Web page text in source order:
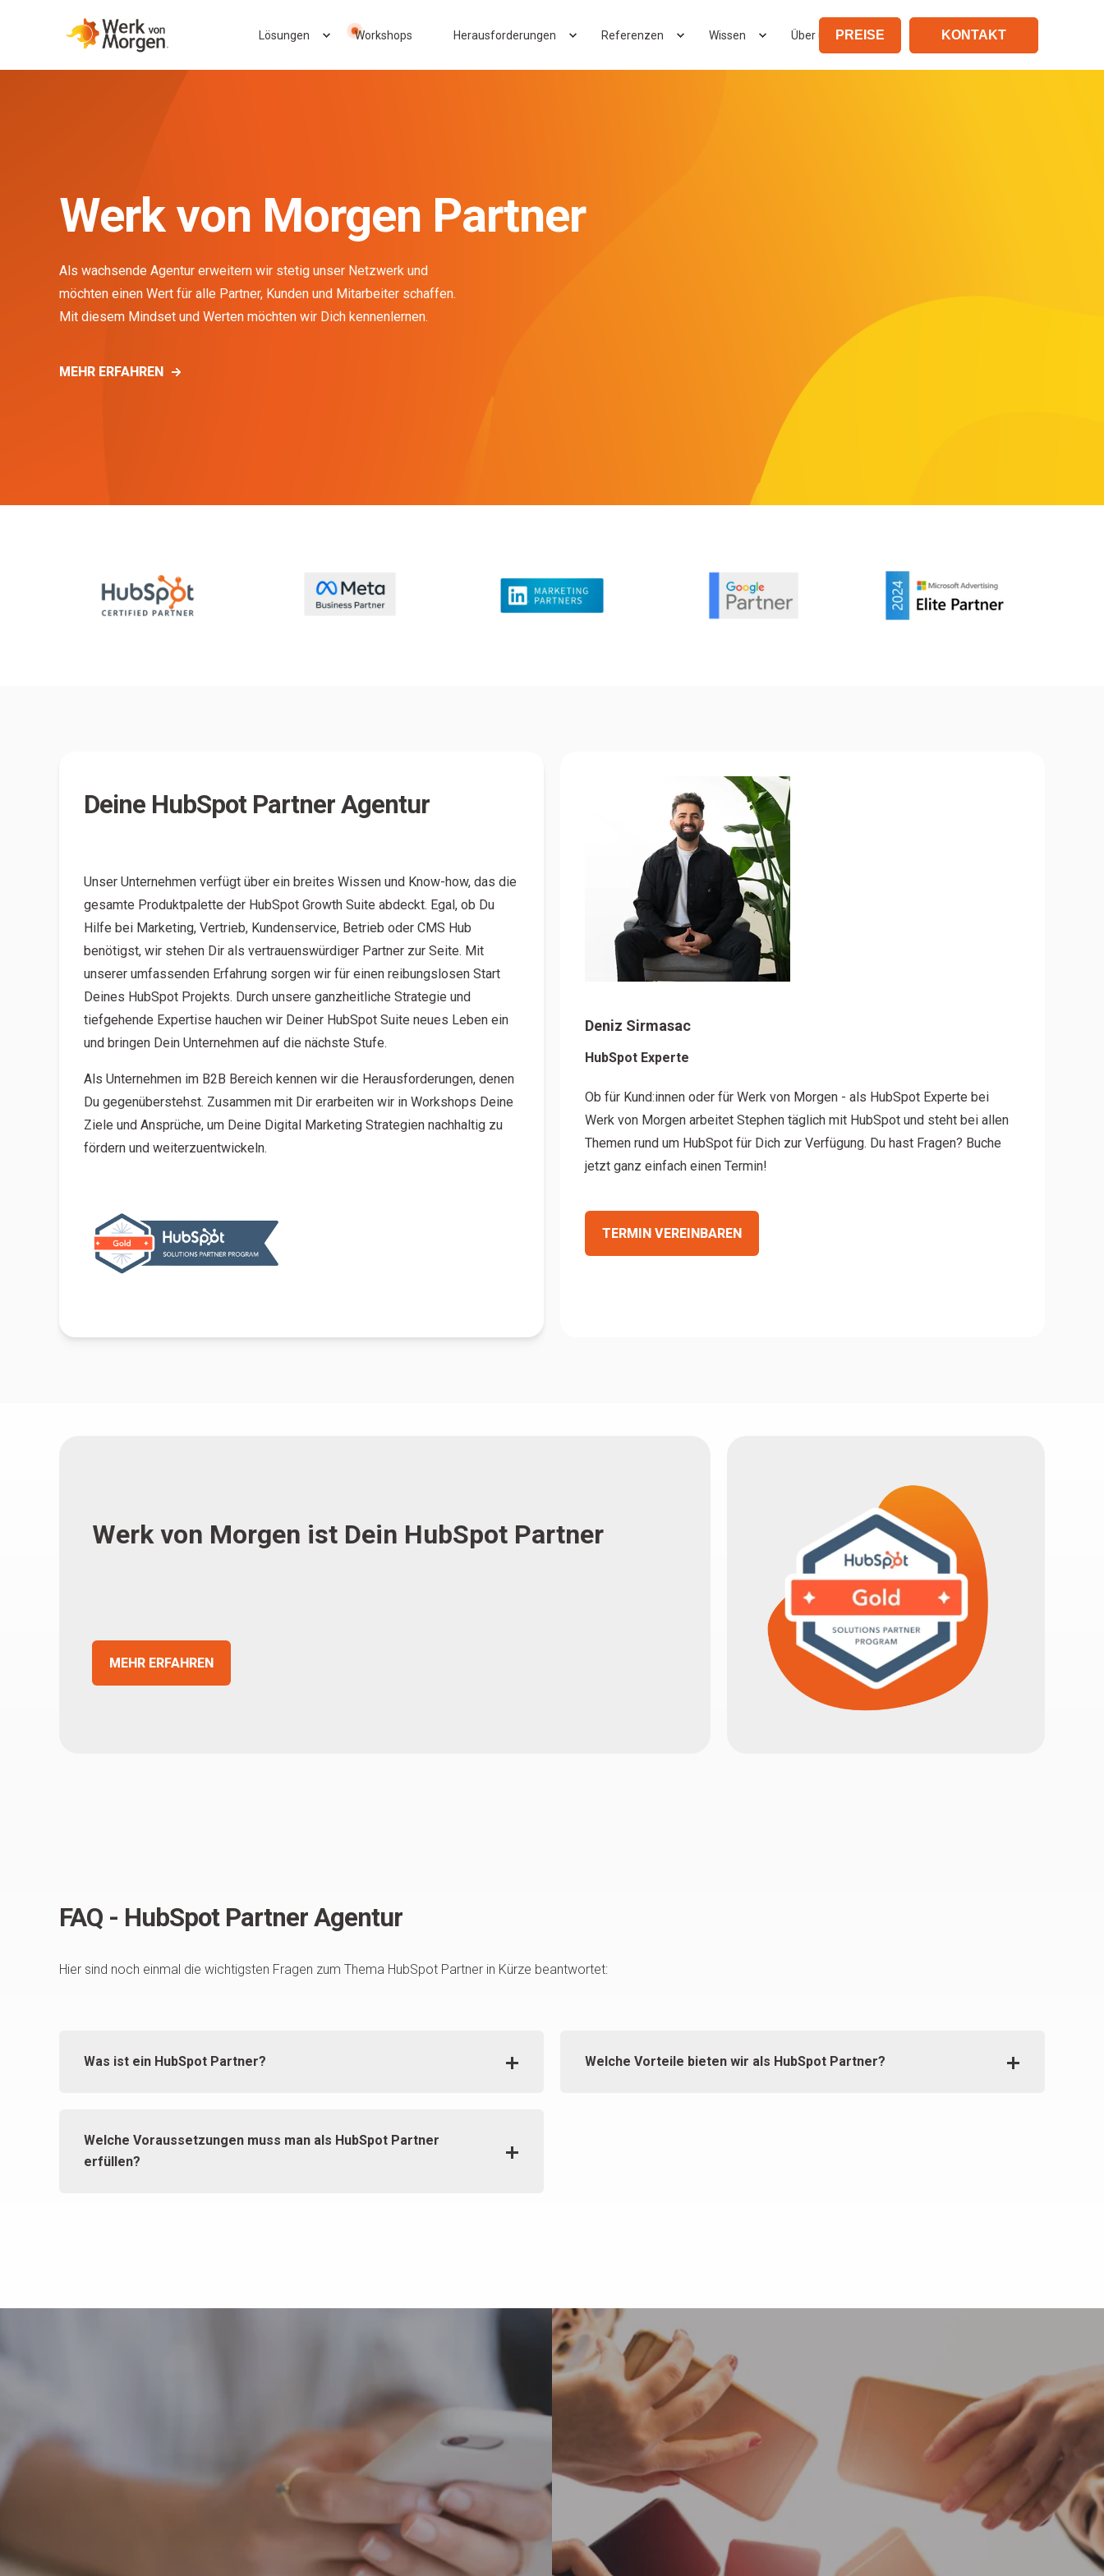
Lösungen Workshops Herausforderungen Referenzen Wissen Über uns PREISE KONTAKT
Werk von Morgen Partner
Als wachsende Agentur erweitern wir stetig unser Netzwerk und
möchten einen Wert für alle Partner, Kunden und Mitarbeiter schaffen.
Mit diesem Mindset und Werten möchten wir Dich kennenlernen.
MEHR ERFAHREN
Deine HubSpot Partner Agentur
Unser Unternehmen verfügt über ein breites Wissen und Know-how, das die
gesamte Produktpalette der HubSpot Growth Suite abdeckt. Egal, ob Du
Hilfe bei Marketing, Vertrieb, Kundenservice, Betrieb oder CMS Hub
benötigst, wir stehen Dir als vertrauenswürdiger Partner zur Seite. Mit
unserer umfassenden Erfahrung sorgen wir für einen reibungslosen Start
Deines HubSpot Projekts. Durch unsere ganzheitliche Strategie und
tiefgehende Expertise hauchen wir Deiner HubSpot Suite neues Leben ein
und bringen Dein Unternehmen auf die nächste Stufe.
Als Unternehmen im B2B Bereich kennen wir die Herausforderungen, denen
Du gegenüberstehst. Zusammen mit Dir erarbeiten wir in Workshops Deine
Ziele und Ansprüche, um Deine Digital Marketing Strategien nachhaltig zu
fördern und weiterzuentwickeln.
Deniz Sirmasac
HubSpot Experte
Ob für Kund:innen oder für Werk von Morgen - als HubSpot Experte bei
Werk von Morgen arbeitet Stephen täglich mit HubSpot und steht bei allen
Themen rund um HubSpot für Dich zur Verfügung. Du hast Fragen? Buche
jetzt ganz einfach einen Termin!
TERMIN VEREINBAREN
Werk von Morgen ist Dein HubSpot Partner
MEHR ERFAHREN
FAQ - HubSpot Partner Agentur
Hier sind noch einmal die wichtigsten Fragen zum Thema HubSpot Partner in Kürze beantwortet:
Was ist ein HubSpot Partner?
Welche Voraussetzungen muss man als HubSpot Partner
erfüllen?
Welche Vorteile bieten wir als HubSpot Partner?
Werk von Morgen ist stolzes Mitglied einer globalen Community aus
Expert:innen, die sich als Facebook-Marketing-Partner oder Facebook-
Diese Auszeichnung zertifiziert unsere
Als zertifizierter Meta-Business-Partner gehört Werk von Morgen zu einer
globalen Community von Facebook-Marketing- und Businesspartnern an.
Unsere Auszeichnung bestätigt die professionelle und erfolgreiche Planung
und Schaltung von Kampagnen auf Facebook-Plattformen und dem Audience